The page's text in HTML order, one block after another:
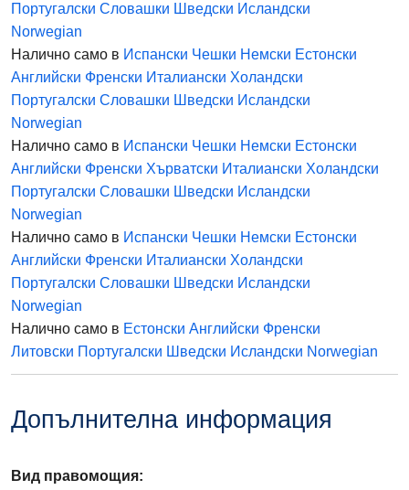
Португалски Словашки Шведски Исландски
Norwegian
Налично само в Испански Чешки Немски Естонски
Английски Френски Италиански Холандски
Португалски Словашки Шведски Исландски
Norwegian
Налично само в Испански Чешки Немски Естонски
Английски Френски Хърватски Италиански Холандски
Португалски Словашки Шведски Исландски
Norwegian
Налично само в Испански Чешки Немски Естонски
Английски Френски Италиански Холандски
Португалски Словашки Шведски Исландски
Norwegian
Налично само в Естонски Английски Френски
Литовски Португалски Шведски Исландски Norwegian
Допълнителна информация
Вид правомощия: